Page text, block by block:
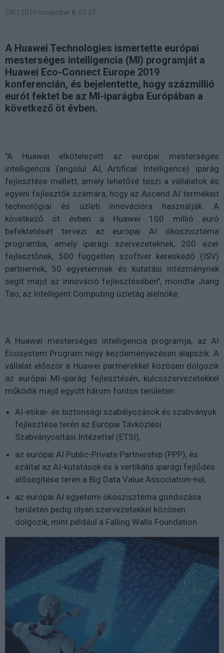
CW 2019 november 8. 07:37
A Huawei Technologies ismertette európai
mesterséges intelligencia (MI) programját a
Huawei Eco-Connect Europe 2019
konferencián, és bejelentette, hogy százmillió
eurót fektet be az MI-iparágba Európában a
következő öt évben.
"A Huawei elkötelezett az európai mesterséges
intelligencia (angolul AI, Artifical Intelligence) iparág
fejlesztése mellett, amely lehetővé teszi a vállalatok és
egyéni fejlesztők számára, hogy az Ascend AI termékeit
technológiai és üzleti innovációra használják. A
következő öt évben a Huawei 100 millió euró
befektetését tervezi az európai AI ökoszisztéma
programba, amely iparági szervezeteknek, 200 ezer
fejlesztőnek, 500 független szoftver kereskedő (ISV)
partnernek, 50 egyetemnek és kutatási intézménynek
segít majd az innováció fejlesztésében", mondta Jiang
Tao, az Intelligent Computing üzletág alelnöke.
A Huawei mesterséges intelligencia programja, az AI
Ecosystem Program négy kezdeményezésen alapszik. A
vállalat először a Huawei partnerekkel közösen dolgozik
az európai MI-iparág fejlesztésén, kulcsszervezetekkel
működik majd együtt három fontos területen:
AI-etikai- és biztonsági szabályozások és szabványok
fejlesztése terén az Európai Távközlési
Szabványosítási Intézettel (ETSI),
az európai AI Public-Private Partnership (PPP), és
ezáltal az AI-kutatások és a vertikális iparági fejlődés
elősegítése terén a Big Data Value Association-nel,
az európai AI egyetemi ökoszisztéma gondozása
területén pedig olyan szervezetekkel közösen
dolgozik, mint például a Falling Walls Foundation.